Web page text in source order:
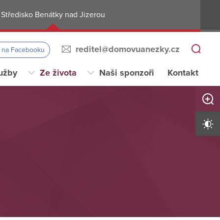
Středisko Benátky nad Jizerou
Facebooku reditel@domovuanezky.cz
Ze života Naši sponzoři Kontakt